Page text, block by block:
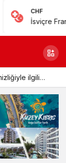
CHF
İsviçre Frangı
ilgili